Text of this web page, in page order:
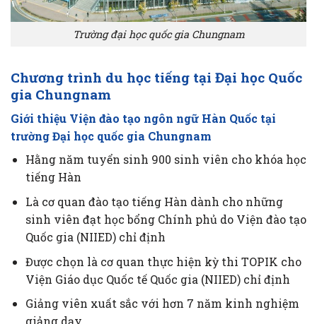
Trường đại học quốc gia Chungnam
Chương trình du học tiếng tại Đại học Quốc
gia Chungnam
Giới thiệu Viện đào tạo ngôn ngữ Hàn Quốc tại
trường Đại học quốc gia Chungnam
Hằng năm tuyển sinh 900 sinh viên cho khóa học
tiếng Hàn
Là cơ quan đào tạo tiếng Hàn dành cho những
sinh viên đạt học bổng Chính phủ do Viện đào tạo
Quốc gia (NIIED) chỉ định
Được chọn là cơ quan thực hiện kỳ thi TOPIK cho
Viện Giáo dục Quốc tế Quốc gia (NIIED) chỉ định
Giảng viên xuất sắc với hơn 7 năm kinh nghiệm
giảng dạy